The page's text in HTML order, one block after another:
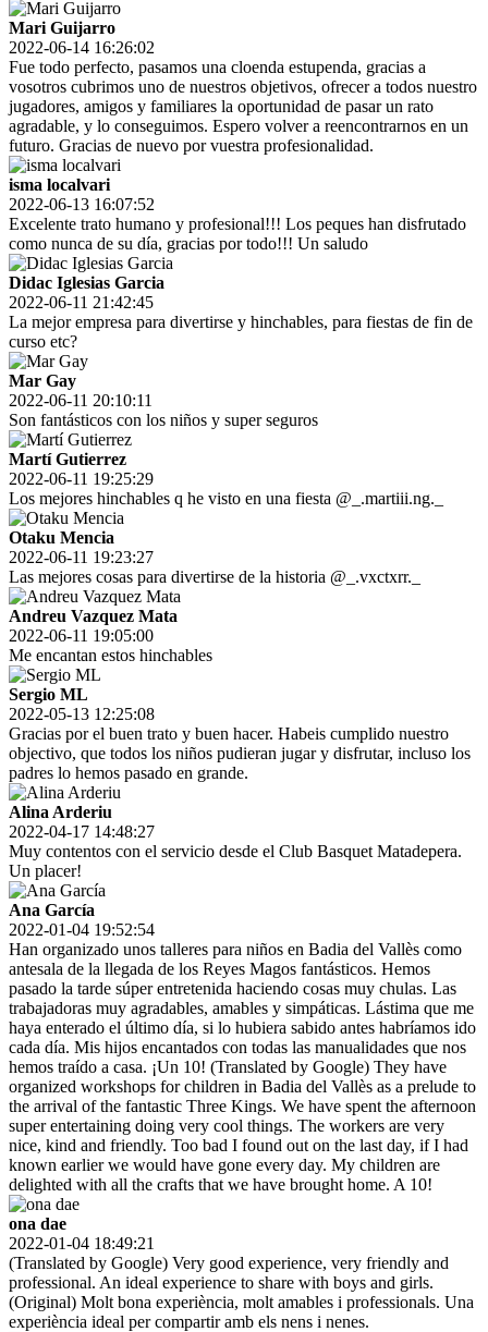
Mari Guijarro
2022-06-14 16:26:02
Fue todo perfecto, pasamos una cloenda estupenda, gracias a
vosotros cubrimos uno de nuestros objetivos, ofrecer a todos nuestro
jugadores, amigos y familiares la oportunidad de pasar un rato
agradable, y lo conseguimos. Espero volver a reencontrarnos en un
futuro. Gracias de nuevo por vuestra profesionalidad.
isma localvari
2022-06-13 16:07:52
Excelente trato humano y profesional!!! Los peques han disfrutado
como nunca de su día, gracias por todo!!! Un saludo
Didac Iglesias Garcia
2022-06-11 21:42:45
La mejor empresa para divertirse y hinchables, para fiestas de fin de
curso etc?
Mar Gay
2022-06-11 20:10:11
Son fantásticos con los niños y super seguros
Martí Gutierrez
2022-06-11 19:25:29
Los mejores hinchables q he visto en una fiesta @_.martiii.ng._
Otaku Mencia
2022-06-11 19:23:27
Las mejores cosas para divertirse de la historia @_.vxctxrr._
Andreu Vazquez Mata
2022-06-11 19:05:00
Me encantan estos hinchables
Sergio ML
2022-05-13 12:25:08
Gracias por el buen trato y buen hacer. Habeis cumplido nuestro
objectivo, que todos los niños pudieran jugar y disfrutar, incluso los
padres lo hemos pasado en grande.
Alina Arderiu
2022-04-17 14:48:27
Muy contentos con el servicio desde el Club Basquet Matadepera.
Un placer!
Ana García
2022-01-04 19:52:54
Han organizado unos talleres para niños en Badia del Vallès como
antesala de la llegada de los Reyes Magos fantásticos. Hemos
pasado la tarde súper entretenida haciendo cosas muy chulas. Las
trabajadoras muy agradables, amables y simpáticas. Lástima que me
haya enterado el último día, si lo hubiera sabido antes habríamos ido
cada día. Mis hijos encantados con todas las manualidades que nos
hemos traído a casa. ¡Un 10! (Translated by Google) They have
organized workshops for children in Badia del Vallès as a prelude to
the arrival of the fantastic Three Kings. We have spent the afternoon
super entertaining doing very cool things. The workers are very
nice, kind and friendly. Too bad I found out on the last day, if I had
known earlier we would have gone every day. My children are
delighted with all the crafts that we have brought home. A 10!
ona dae
2022-01-04 18:49:21
(Translated by Google) Very good experience, very friendly and
professional. An ideal experience to share with boys and girls.
(Original) Molt bona experiència, molt amables i professionals. Una
experiència ideal per compartir amb els nens i nenes.